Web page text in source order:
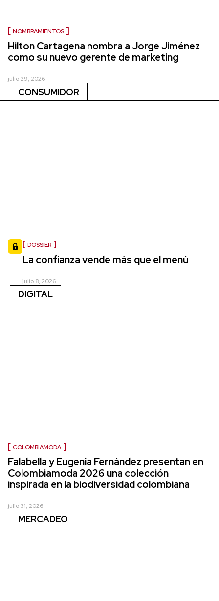
NOMBRAMIENTOS
Hilton Cartagena nombra a Jorge Jiménez
como su nuevo gerente de marketing
julio 29, 2026
CONSUMIDOR
DOSSIER
La confianza vende más que el menú
julio 8, 2026
DIGITAL
COLOMBIAMODA
Falabella y Eugenia Fernández presentan en
Colombiamoda 2026 una colección
inspirada en la biodiversidad colombiana
julio 31, 2026
MERCADEO